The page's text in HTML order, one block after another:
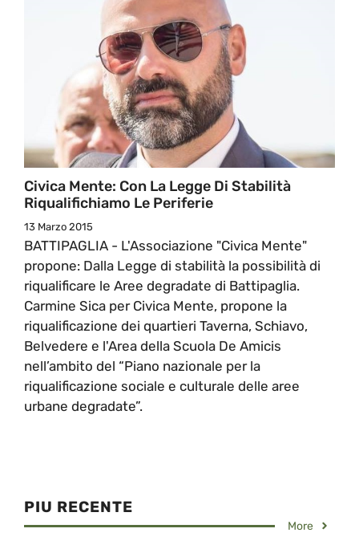
Civica Mente: Con La Legge Di Stabilità
Riqualifichiamo Le Periferie
13 Marzo 2015
BATTIPAGLIA - L'Associazione "Civica Mente"
propone: Dalla Legge di stabilità la possibilità di
riqualificare le Aree degradate di Battipaglia.
Carmine Sica per Civica Mente, propone la
riqualificazione dei quartieri Taverna, Schiavo,
Belvedere e l'Area della Scuola De Amicis
nell’ambito del “Piano nazionale per la
riqualificazione sociale e culturale delle aree
urbane degradate”.
PIU RECENTE
More